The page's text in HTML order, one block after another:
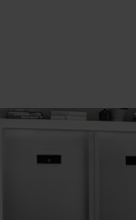
Brukermanual